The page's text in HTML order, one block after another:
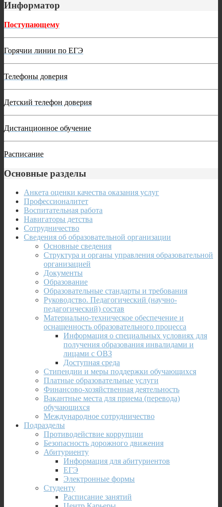
Информатор
Поступающему
Горячии линии по ЕГЭ
Телефоны доверия
Детский телефон доверия
Дистанционное обучение
Расписание
Основные разделы
Анкета оценки качества оказания услуг
Профессионалитет
Воспитательная работа
Навигаторы детства
Сотрудничество
Сведения об образовательной организации
Основные сведения
Структура и органы управления образовательной
организацией
Документы
Образование
Образовательные стандарты и требования
Руководство. Педагогический (научно-
педагогический) состав
Материально-техническое обеспечение и
оснащенность образовательного процесса
Информация о специальных условиях для
получения образования инвалидами и
лицами с ОВЗ
Доступная среда
Стипендии и меры поддержки обучающихся
Платные образовательные услуги
Финансово-хозяйственная деятельность
Вакантные места для приема (перевода)
обучающихся
Международное сотрудничество
Подразделы
Противодействие коррупции
Безопасность дорожного движения
Абитуриенту
Информация для абитуриентов
ЕГЭ
Электронные формы
Студенту
Расписание занятий